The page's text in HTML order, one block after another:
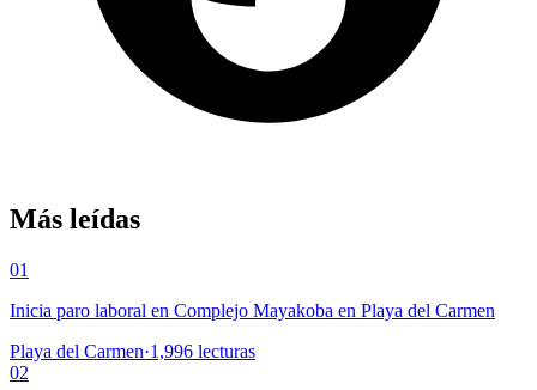
Más leídas
01
Inicia paro laboral en Complejo Mayakoba en Playa del Carmen
Playa del Carmen·1,996 lecturas
02